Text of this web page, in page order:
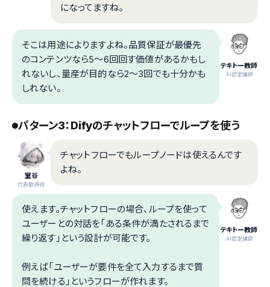
になってますね。
テキトー教師
.AI認定講師
そこは用途によりますよね。品質保証が最優先
のコンテンツなら5〜6回回す価値があるかもし
れないし、量産が目的なら2〜3回でも十分かも
しれない。
パターン3：Difyのチャットフローでループを使う
室谷
代表取締役
チャットフローでもループノードは使えるんです
よね。
テキトー教師
.AI認定講師
使えます。チャットフローの場合、ループを使って
ユーザーとの対話を「ある条件が満たされるまで
繰り返す」という設計が可能です。
例えば「ユーザーが要件を全て入力するまで質
問を続ける」というフローが作れます。